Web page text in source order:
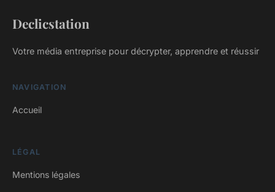
Declicstation
Votre média entreprise pour décrypter, apprendre et réussir
NAVIGATION
Accueil
LÉGAL
Mentions légales